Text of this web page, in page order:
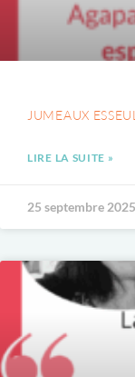
JUMEAUX
LIRE LA SUITE »
25 septembre 2025